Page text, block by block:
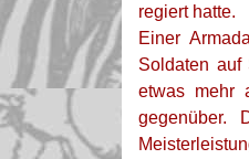
regiert hatte.
Einer
Soldaten
etwas mehr
gegenüber.